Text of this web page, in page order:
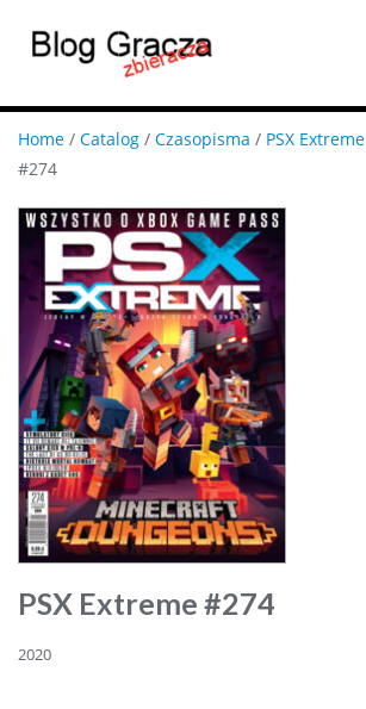
Home / Catalog / Czasopisma / PSX Extreme
#274
PSX Extreme #274
2020